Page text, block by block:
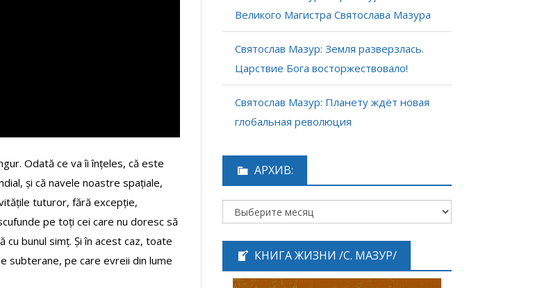
Odată ce va îi înțeles, că este
și că navele noastre spațiale,
tuturor, fără excepție,
pe toți cei care nu doresc să
bunul simț. Și în acest caz, toate
subterane, pe care evreii din lume
Великого Магистра Святослава Мазура
Святослав Мазур: Земля разверзлась.
Царствие Бога восторжествовало!
Святослав Мазур: Планету ждёт новая
глобальная революция
АРХИВ:
КНИГА ЖИЗНИ /С. МАЗУР/